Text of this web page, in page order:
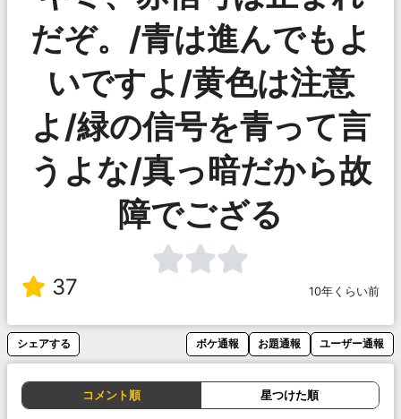
だぞ。/青は進んでもよ
いですよ/黄色は注意
よ/緑の信号を青って言
うよな/真っ暗だから故
障でござる
37 10年くらい前
シェアする ボケ通報 お題通報 ユーザー通報
コメント順 星つけた順